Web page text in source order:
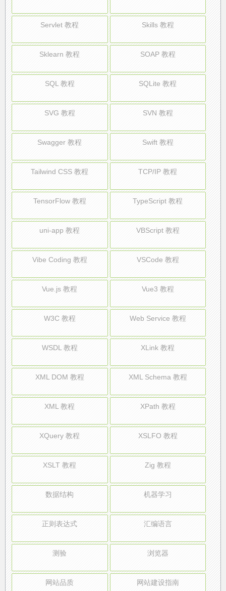
Servlet 教程 Skills 教程
Sklearn 教程 SOAP 教程
SQL 教程 SQLite 教程
SVG 教程 SVN 教程
Swagger 教程 Swift 教程
Tailwind CSS 教程 TCP/IP 教程
TensorFlow 教程 TypeScript 教程
uni-app 教程 VBScript 教程
Vibe Coding 教程 VSCode 教程
Vue.js 教程 Vue3 教程
W3C 教程 Web Service 教程
WSDL 教程 XLink 教程
XML DOM 教程 XML Schema 教程
XML 教程 XPath 教程
XQuery 教程 XSLFO 教程
XSLT 教程 Zig 教程
数据结构 机器学习
正则表达式 汇编语言
测验 浏览器
网站品质 网站建设指南